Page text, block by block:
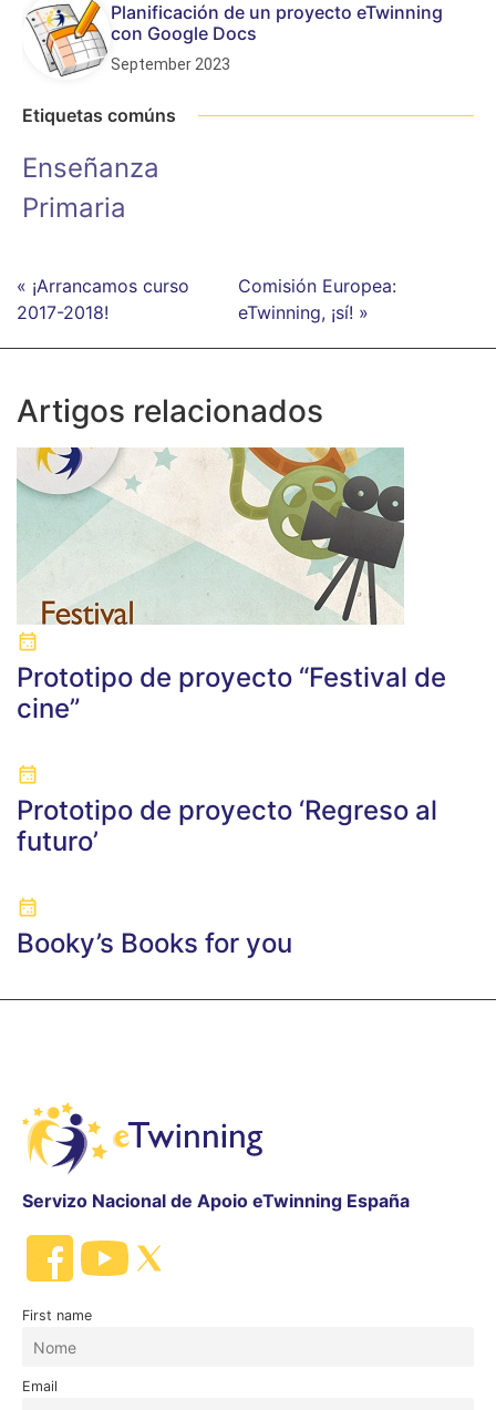
Planificación de un proyecto eTwinning
con Google Docs
September 2023
Etiquetas comúns
Enseñanza
Primaria
« ¡Arrancamos curso
2017-2018!
Comisión Europea:
eTwinning, ¡sí! »
Artigos relacionados
Prototipo de proyecto “Festival de
cine”
Prototipo de proyecto ‘Regreso al
futuro’
Booky’s Books for you
Servizo Nacional de Apoio eTwinning España
First name
Email